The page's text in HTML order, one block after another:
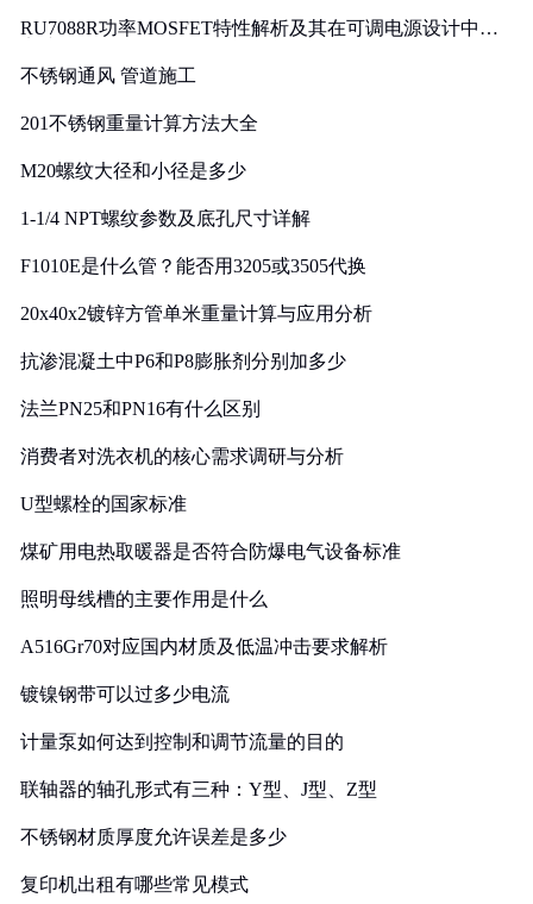
RU7088R功率MOSFET特性解析及其在可调电源设计中的
不锈钢通风 管道施工
201不锈钢重量计算方法大全
M20螺纹大径和小径是多少
1-1/4 NPT螺纹参数及底孔尺寸详解
F1010E是什么管？能否用3205或3505代换
20x40x2镀锌方管单米重量计算与应用分析
抗渗混凝土中P6和P8膨胀剂分别加多少
法兰PN25和PN16有什么区别
消费者对洗衣机的核心需求调研与分析
U型螺栓的国家标准
煤矿用电热取暖器是否符合防爆电气设备标准
照明母线槽的主要作用是什么
A516Gr70对应国内材质及低温冲击要求解析
镀镍钢带可以过多少电流
计量泵如何达到控制和调节流量的目的
联轴器的轴孔形式有三种：Y型、J型、Z型
不锈钢材质厚度允许误差是多少
复印机出租有哪些常见模式